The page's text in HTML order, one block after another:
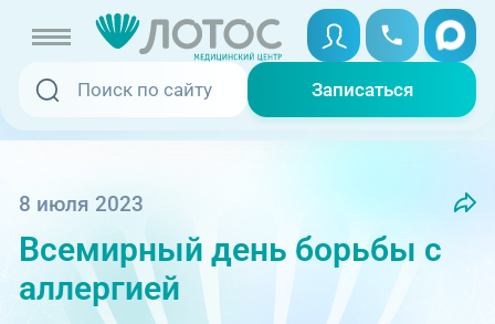
Записаться
Записаться
Специалисты
Акции
Записаться онлайн
Вызвать скорую
Медицина на дому
8 июля 2023
Всемирный день борьбы с
аллергией